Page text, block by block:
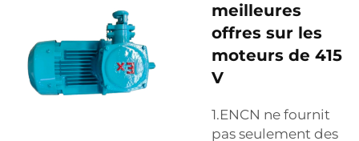
meilleures
offres sur les
moteurs de 415
V
1.ENCN ne fournit
pas seulement des